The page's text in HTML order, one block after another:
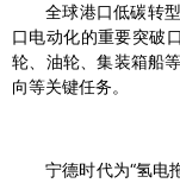
全球港口低碳转
口电动化的重要突破
轮、油轮、集装箱船
向等关键任务。
宁德时代为“氢电